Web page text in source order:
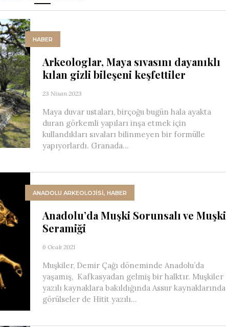
HABER
Arkeologlar, Maya sıvasını dayanıklı
kılan gizli bileşeni keşfettiler
23 Nisan 2023
Maya duvar ustaları, birçoğu bugün hala ayakta
duran görkemli yapıları inşa etmek için
kullandıkları sıvaları bilinmeyen bir formülle
yapıyorlardı. Granada...
ANADOLU ARKEOLOJİSİ, HABER
Anadolu’da Muşki Sorunsalı ve Muşki
Seramiği
6 Ocak 2021
Muşkiler, Demir Çağı döneminde Anadolu’da
yaşamış, Kafkasyadan gelmiş bir halktır. Muşkiler
yazılı kaynaklara bakıldığında Assur kaynaklarında
görülseler de Hitit yazılı...